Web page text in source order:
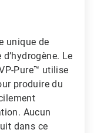
unique de
Le
Pure™ utilise
produire du
Aucun
dans ce